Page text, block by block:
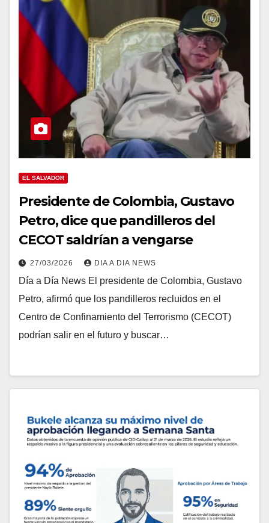
EL SALVADOR
Presidente de Colombia, Gustavo
Petro, dice que pandilleros del
CECOT saldrían a vengarse
27/03/2026 DIA A DIA NEWS
Día a Día News El presidente de Colombia, Gustavo
Petro, afirmó que los pandilleros recluidos en el
Centro de Confinamiento del Terrorismo (CECOT)
podrían salir en el futuro y buscar…